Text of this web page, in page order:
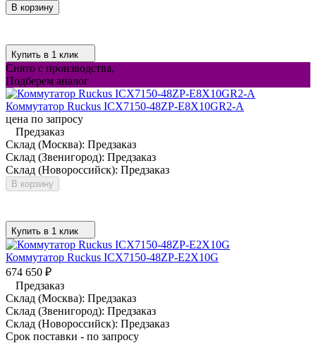
В корзину
Купить в 1 клик
Снято с производства,
Подберем аналог
Коммутатор Ruckus ICX7150-48ZP-E8X10GR2-A
цена по запросу
Предзаказ
Склад (Москва): Предзаказ
Склад (Звенигород): Предзаказ
Склад (Новороссийск): Предзаказ
В корзину
Купить в 1 клик
Коммутатор Ruckus ICX7150-48ZP-E2X10G
674 650 ₽
Предзаказ
Склад (Москва): Предзаказ
Склад (Звенигород): Предзаказ
Склад (Новороссийск): Предзаказ
Срок поставки - по запросу